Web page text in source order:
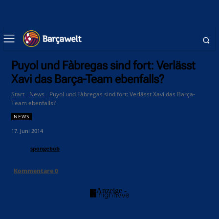
Puyol und Fàbregas sind fort: Verlässt
Xavi das Barça-Team ebenfalls?
Start News
Puyol und Fàbregas sind fort: Verlässt Xavi das Barça-
Team ebenfalls?
NEWS
17. Juni 2014
spongebob
Kommentare0
- Anzeige -